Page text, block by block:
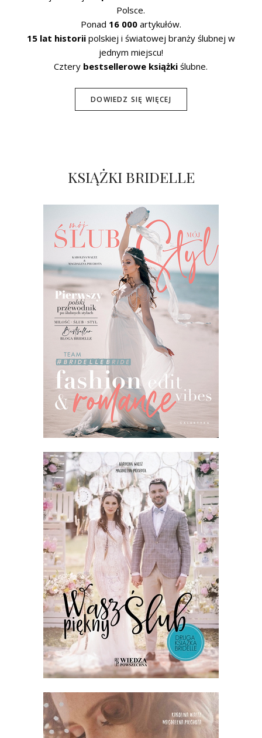
Polsce.
Ponad 16 000artykułów.
15 lat historiipolskiej i światowej branży ślubnej w
jednym miejscu!
Cztery bestsellerowe książki ślubne.
DOWIEDZ SIĘ WIĘCEJ
KSIĄŻKI BRIDELLE